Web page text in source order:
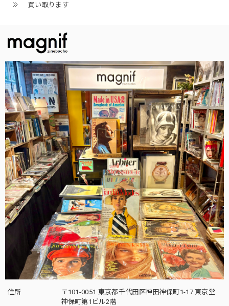
買い取ります
住所
〒101-0051 東京都千代田区神田神保町1-17 東京堂
神保町第1ビル2階